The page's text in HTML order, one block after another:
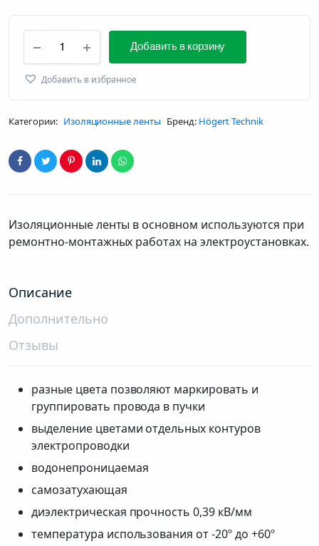
Изоляционная
лента
0,13x19мм
x
белая
quantity
Добавить в корзину
Добавить в избранное
Категории: Изоляционные ленты Бренд: Högert Technik
Изоляционные ленты в основном используются при
ремонтно-монтажных работах на электроустановках.
Описание
Дополнительно
Отзывы
разные цвета позволяют маркировать и
группировать провода в пучки
выделение цветами отдельных контуров
электропроводки
водонепроницаемая
самозатухающая
диэлектрическая прочность 0,39 кВ/мм
температура использования от -20º до +60º